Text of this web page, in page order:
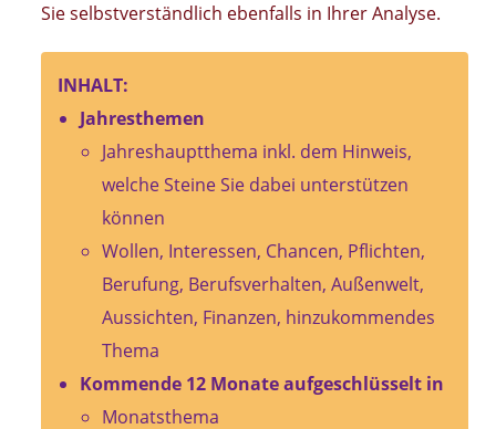
Sie selbstverständlich ebenfalls in Ihrer Analyse.
INHALT:
Jahresthemen
Jahreshauptthema inkl. dem Hinweis,
welche Steine Sie dabei unterstützen
können
Wollen, Interessen, Chancen, Pflichten,
Berufung, Berufsverhalten, Außenwelt,
Aussichten, Finanzen, hinzukommendes
Thema
Kommende 12 Monate aufgeschlüsselt in
Monatsthema